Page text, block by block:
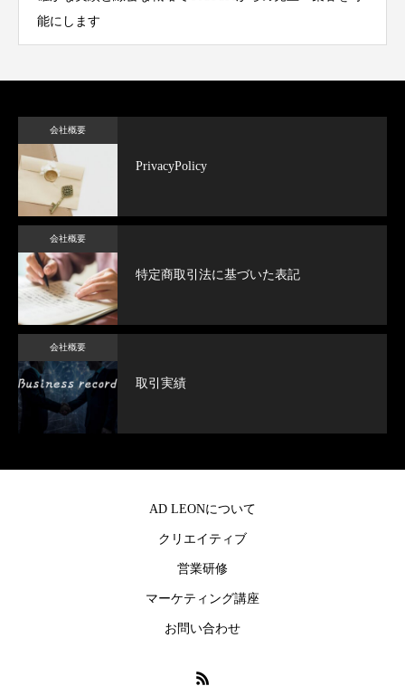
能にします
会社概要
PrivacyPolicy
会社概要
特定商取引法に基づいた表記
会社概要
取引実績
AD LEONについて
クリエイティブ
営業研修
マーケティング講座
お問い合わせ